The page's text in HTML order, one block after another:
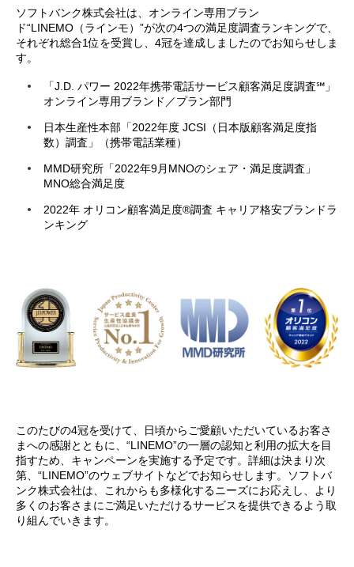
ソフトバンク株式会社は、オンライン専用ブラン
ド“LINEMO（ラインモ）”が次の4つの満足度調査ランキングで、
それぞれ総合1位を受賞し、4冠を達成しましたのでお知らせしま
す。
「J.D. パワー 2022年携帯電話サービス顧客満足度調査℠」
オンライン専用ブランド／プラン部門
日本生産性本部「2022年度 JCSI（日本版顧客満足度指
数）調査」（携帯電話業種）
MMD研究所「2022年9月MNOのシェア・満足度調査」
MNO総合満足度
2022年 オリコン顧客満足度®調査 キャリア格安ブランドラ
ンキング
このたびの4冠を受けて、日頃からご愛顧いただいているお客さ
まへの感謝とともに、“LINEMO”の一層の認知と利用の拡大を目
指すため、キャンペーンを実施する予定です。詳細は決まり次
第、“LINEMO”のウェブサイトなどでお知らせします。ソフトバ
ンク株式会社は、これからも多様化するニーズにお応えし、より
多くのお客さまにご満足いただけるサービスを提供できるよう取
り組んでいきます。